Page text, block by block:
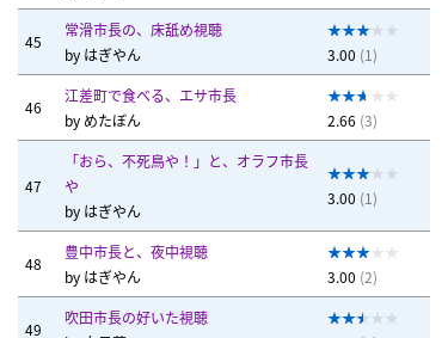
45
常滑市長の、床舐め視聴
by はぎやん 3.00 (1)
46
江差町で食べる、エサ市長
by めたぼん 2.66 (3)
47
「おら、不死鳥や！」と、オラフ市長
や
by はぎやん
3.00 (1)
48
豊中市長と、夜中視聴
by はぎやん 3.00 (2)
49
吹田市長の好いた視聴